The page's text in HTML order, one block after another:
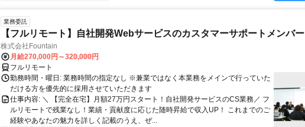
業務委託
【フルリモート】自社開発Webサービスのカスタマーサポートメンバー
株式会社Fountain
月給270,000円～320,000円
フルリモート
勤務時間・曜日: 業務時間の指定なし ※兼業ではなく本業務をメインで行っていた
だける方を優先的に採用させていただきます
仕事内容: ＼ 【完全在宅】月額27万円スタート！自社開発サービスのCS業務／ フ
ルリモートで残業なし！業績・貢献度に応じた随時昇給で収入UP！ これまでのご
経験やあなたの魅力を詳しく記載のうえ、ぜ...